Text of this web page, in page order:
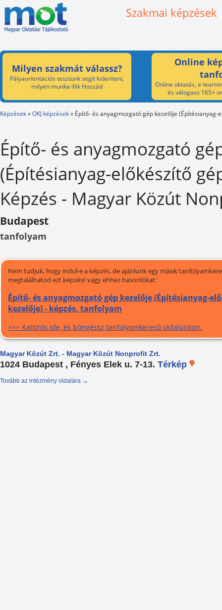
Szakmai képzések
Milyen szakmát válassz?
Pályaorientációs tesztünk segít kideríteni,
milyen munka illik Hozzád
Online
Online oktatás, e-
és válogass 165+
Képzések»OKJ képzések» Építő- és anyagmozgató gép kezelője (Építésianyag-
Építő- és anyagmozgató
(Építésianyag-előkészítő
Képzés - Magyar Közút
Budapest
tanfolyam
Nem tudjuk, hogy indul-e a képzés, de ajánlunk egy másik
megtalálhatod ezt képzést vagy ehhez hasonlókat:
Építő- és anyagmozgató gép kezelője (Építésianyag-
kezelője) - képzés, tanfolyam
>>> Kattints ide, és böngéssz tanfolyamkereső oldalunkon.
Magyar Közút Zrt. - Magyar Közút Nonprofit Zrt.
1024 Budapest , Fényes Elek u. 7-13. Térkép
Tovább az intézmény oldalára →